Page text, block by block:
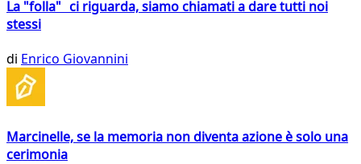
La "folla" ci riguarda, siamo chiamati a dare tutti noi
stessi
di Enrico Giovannini
Marcinelle, se la memoria non diventa azione è solo una
cerimonia